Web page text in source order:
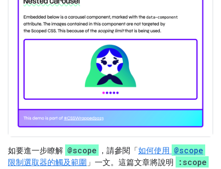
如要進一步瞭解 @scope ，請參閱「 如何使用 @scope
限制選取器的觸及範圍 」一文。這篇文章將說明 :scope